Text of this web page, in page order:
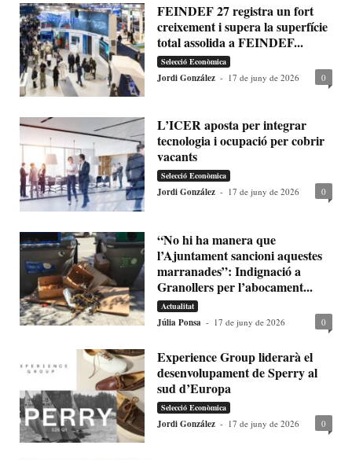
FEINDEF 27 registra un fort
creixement i supera la superfície
total assolida a FEINDEF...
Selecció Econòmica
Jordi González - 17 de juny de 2026 0
L’ICER aposta per integrar
tecnologia i ocupació per cobrir
vacants
Selecció Econòmica
Jordi González - 17 de juny de 2026 0
“No hi ha manera que
l’Ajuntament sancioni aquestes
marranades”: Indignació a
Granollers per l’abocament...
Actualitat
Júlia Ponsa - 17 de juny de 2026 0
Experience Group liderarà el
desenvolupament de Sperry al
sud d’Europa
Selecció Econòmica
Jordi González - 17 de juny de 2026 0